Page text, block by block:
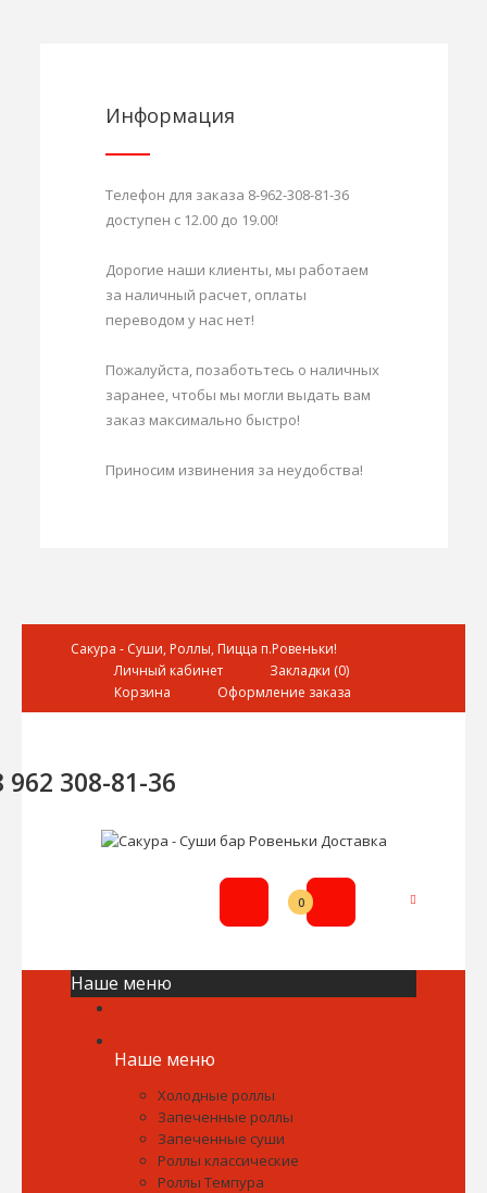
Информация
Телефон для заказа 8-962-308-81-36
доступен с 12.00 до 19.00!
Дорогие наши клиенты, мы работаем
за наличный расчет, оплаты
переводом у нас нет!
Пожалуйста, позаботьтесь о наличных
заранее, чтобы мы могли выдать вам
заказ максимально быстро!
Приносим извинения за неудобства!
Сакура - Суши, Роллы, Пицца п.Ровеньки!
Личный кабинет
Закладки (0)
Корзина
Оформление заказа
962 308-81-36
0
Наше меню
Наше меню
Холодные роллы
Запеченные роллы
Запеченные суши
Роллы классические
Роллы Темпура